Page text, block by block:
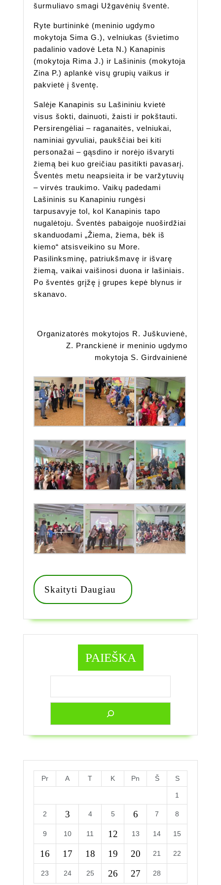
šurmuliavo smagi Užgavėnių šventė.
Ryte burtininkė (meninio ugdymo
mokytoja Sima G.), velniukas (švietimo
padalinio vadovė Leta N.) Kanapinis
(mokytoja Rima J.) ir Lašininis (mokytoja
Zina P.) aplankė visų grupių vaikus ir
pakvietė į šventę.
Salėje Kanapinis su Lašininiu kvietė
visus šokti, dainuoti, žaisti ir pokštauti.
Persirengėliai – raganaitės, velniukai,
naminiai gyvuliai, paukščiai bei kiti
personažai – gąsdino ir norėjo išvaryti
žiemą bei kuo greičiau pasitikti pavasarį.
Šventės metu neapsieita ir be varžytuvių
– virvės traukimo. Vaikų padedami
Lašininis su Kanapiniu rungėsi
tarpusavyje tol, kol Kanapinis tapo
nugalėtoju. Šventės pabaigoje nuoširdžiai
skanduodami „Žiema, žiema, bėk iš
kiemo“ atsisveikino su More.
Pasilinksminę, patriukšmavę ir išvarę
žiemą, vaikai vaišinosi duona ir lašiniais.
Po šventės grįžę į grupes kepė blynus ir
skanavo.
Organizatorės mokytojos R. Juškuvienė,
Z. Pranckienė ir meninio ugdymo
mokytoja S. Girdvainienė
Skaityti Daugiau
Skaityti
Daugiau
PAIEŠKA
Pr A T K Pn Š S
1
2 3 4 5 6 7 8
9 10 11 12 13 14 15
16 17 18 19 20 21 22
23 24 25 26 27 28